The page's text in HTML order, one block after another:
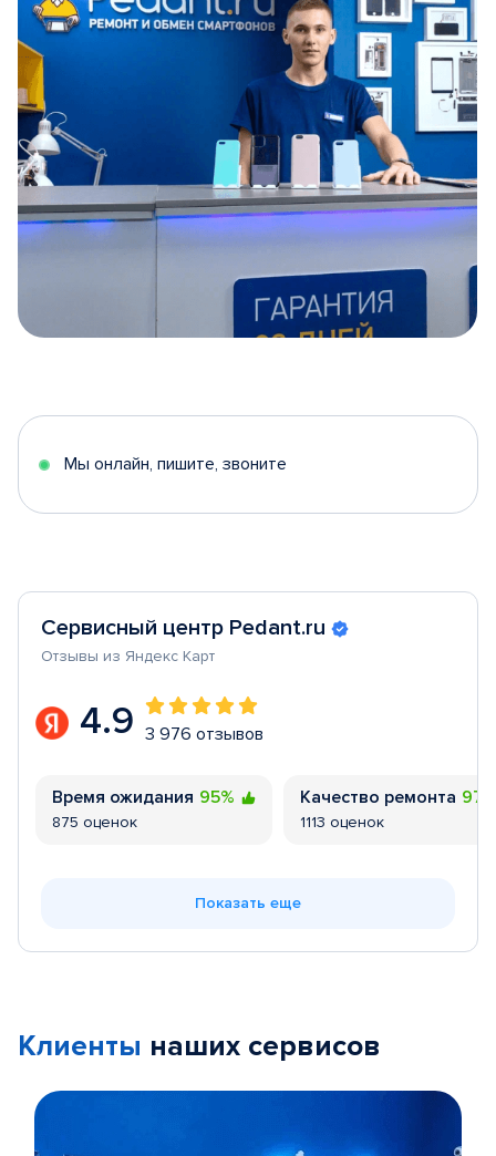
5
Мы онлайн, пишите, звоните
Сервисный центр Pedant.ru
Отзывы из Яндекс Карт
4.9 3 976 отзывов
Время ожидания 95%
875 оценок
Качество ремонта
1113 оценок
Показать еще
Клиенты наших сервисов